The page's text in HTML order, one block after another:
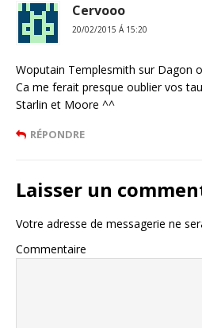
Cervooo
20/02/2015 Á 15:20
Woputain Templesmith sur Dagon
Ca me ferait presque oublier vos
Starlin et Moore ^^
RÉPONDRE
Laisser un
Votre adresse de messagerie ne
Commentaire